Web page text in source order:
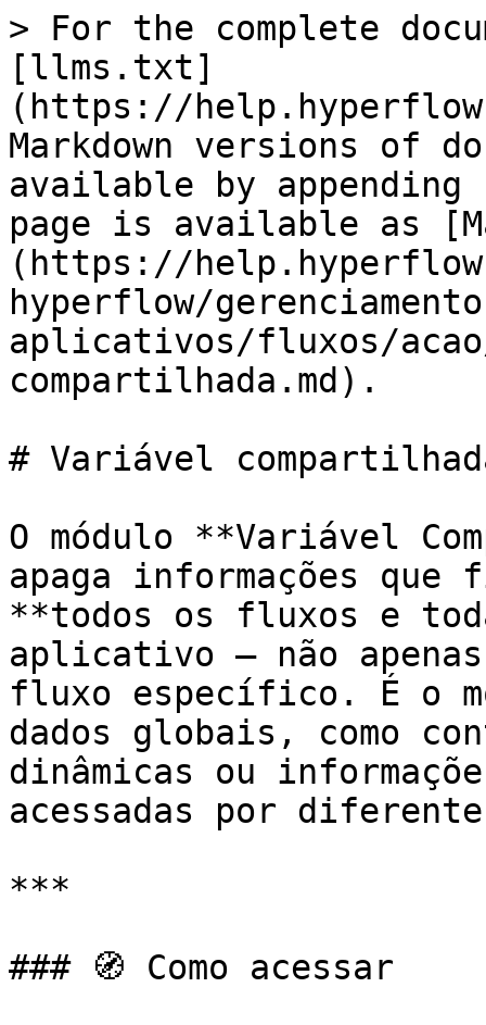
> For the complete
[llms.txt]
(https://
Markdown versions of
available by
page is available as
(https://
hyperflow/
aplicativos/fluxos/
compartilhada.md).
# Variável
O módulo **Variável
apaga informações
**todos os fluxos e
aplicativo — não
fluxo específico. É o
dados globais, como
dinâmicas ou
acessadas por
***
### 🧭 Como acessar